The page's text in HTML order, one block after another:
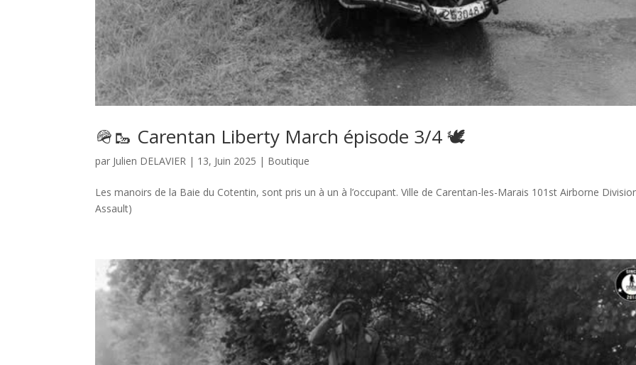
🪖🥾 Carentan Liberty March épisode 3/4 🕊
par Julien DELAVIER | 13, Juin 2025 | Boutique
Les manoirs de la Baie du Cotentin, sont pris un à un à l’occupant. Ville de Carentan-les-Marais 101st Airborne
Assault)